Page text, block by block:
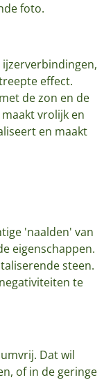
foto.
effect.
de zon en de
vrolijk en
en maakt
'naalden' van
eigenschappen.
steen.
te
Dat wil
of in de geringe